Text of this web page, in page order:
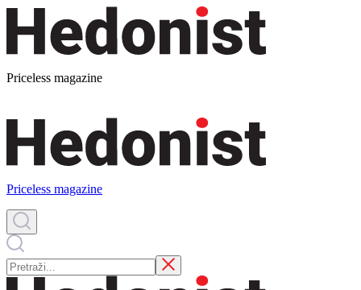
Priceless magazine
Priceless magazine